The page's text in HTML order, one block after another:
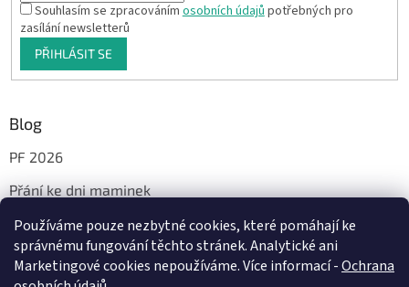
Používáme pouze nezbytné cookies, které pomáhají ke
správnému fungování těchto stránek. Analytické ani
Marketingové cookies nepoužíváme. Více informací -Ochrana
Souhlasím se zpracováním osobních údajů potřebných pro
zasílání newsletterů
PŘIHLÁSIT SE
Blog
PF 2026
Přání ke dni maminek
Facebook